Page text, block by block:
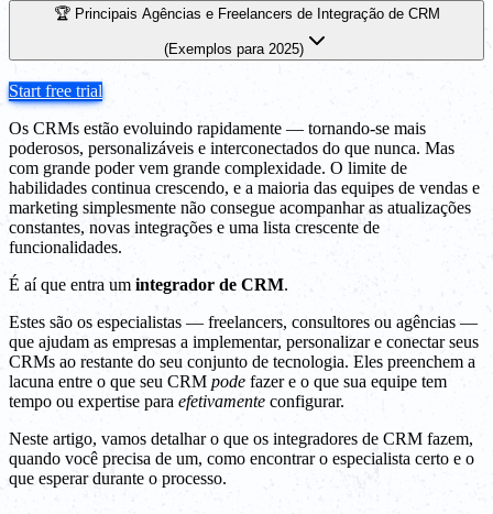
🏆 Principais Agências e Freelancers de Integração de CRM
(Exemplos para 2025)
Start free trial
Os CRMs estão evoluindo rapidamente — tornando-se mais
poderosos, personalizáveis e interconectados do que nunca. Mas
com grande poder vem grande complexidade. O limite de
habilidades continua crescendo, e a maioria das equipes de vendas e
marketing simplesmente não consegue acompanhar as atualizações
constantes, novas integrações e uma lista crescente de
funcionalidades.
É aí que entra um integrador de CRM.
Estes são os especialistas — freelancers, consultores ou agências —
que ajudam as empresas a implementar, personalizar e conectar seus
CRMs ao restante do seu conjunto de tecnologia. Eles preenchem a
lacuna entre o que seu CRM pode fazer e o que sua equipe tem
tempo ou expertise para efetivamente configurar.
Neste artigo, vamos detalhar o que os integradores de CRM fazem,
quando você precisa de um, como encontrar o especialista certo e o
que esperar durante o processo.